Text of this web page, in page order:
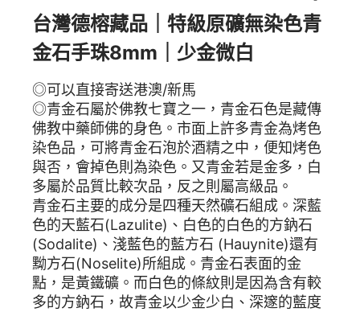
台灣德榕藏品｜特級原礦無染色青
金石手珠8mm｜少金微白
◎可以直接寄送港澳/新馬
◎青金石屬於佛教七寶之一，青金石色是藏傳
佛教中藥師佛的身色。市面上許多青金為烤色
染色品，可將青金石泡於酒精之中，便知烤色
與否，會掉色則為染色。又青金若是金多，白
多屬於品質比較次品，反之則屬高級品。
青金石主要的成分是四種天然礦石組成。深藍
色的天藍石(Lazulite)、白色的白色的方鈉石
(Sodalite)、淺藍色的藍方石 (Hauynite)還有
黝方石(Noselite)所組成。青金石表面的金
點，是黃鐵礦。而白色的條紋則是因為含有較
多的方鈉石，故青金以少金少白、深邃的藍度